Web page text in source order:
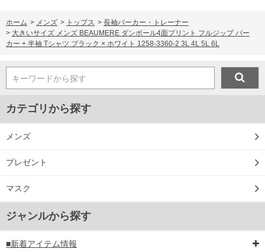
ホーム > メンズ > トップス > 長袖パーカー・トレーナー
> 大きいサイズ メンズ BEAUMERE ダンボール4面プリント フルジップ パー
カー + 半袖 Tシャツ ブラック × ホワイト 1258-3360-2 3L 4L 5L 6L
キーワードから探す
カテゴリから探す
メンズ
プレゼント
マスク
ジャンルから探す
■新着アイテム情報